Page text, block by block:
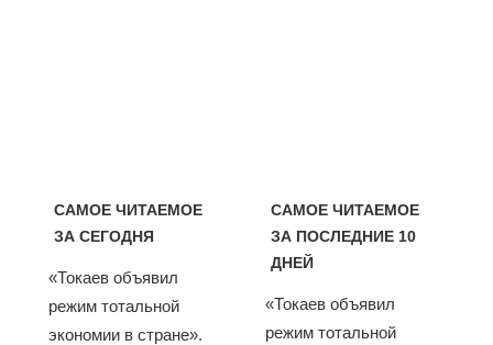
САМОЕ ЧИТАЕМОЕ
ЗА СЕГОДНЯ
«Токаев объявил
режим тотальной
экономии в стране».
САМОЕ ЧИТАЕМОЕ
ЗА ПОСЛЕДНИЕ 10
ДНЕЙ
«Токаев объявил
режим тотальной